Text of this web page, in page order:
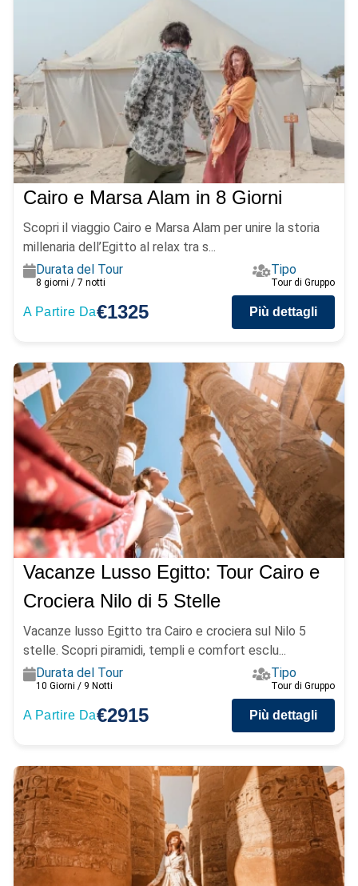
Cairo e Marsa Alam in 8 Giorni
Scopri il viaggio Cairo e Marsa Alam per unire la storia
millenaria dell’Egitto al relax tra s...
Durata del Tour
8 giorni / 7 notti
Tipo
Tour di Gruppo
A Partire Da€1325 Più dettagli
Vacanze Lusso Egitto: Tour Cairo e
Crociera Nilo di 5 Stelle
Vacanze lusso Egitto tra Cairo e crociera sul Nilo 5
stelle. Scopri piramidi, templi e comfort esclu...
Durata del Tour
10 Giorni / 9 Notti
Tipo
Tour di Gruppo
A Partire Da€2915 Più dettagli